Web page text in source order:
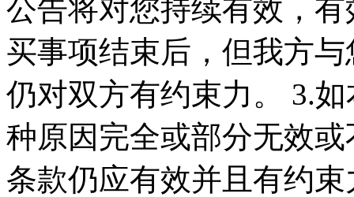
公告将对您持续有效，
买事项结束后，但我方
仍对双方有约束力。 3.
种原因完全或部分无效
条款仍应有效并且有约